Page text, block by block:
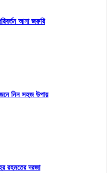
আনা জরুরি
নিন সহজ উপায়
রহমতের দরজা